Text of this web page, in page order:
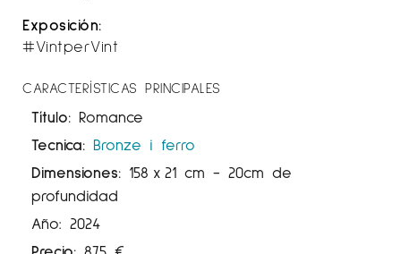
Exposición:
#VintperVint
CARACTERÍSTICAS PRINCIPALES
Título: Romance
Tecnica: Bronze i ferro
Dimensiones: 158 x 21 cm - 20cm de
profundidad
Año: 2024